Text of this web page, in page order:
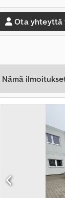
Ota
Nämä